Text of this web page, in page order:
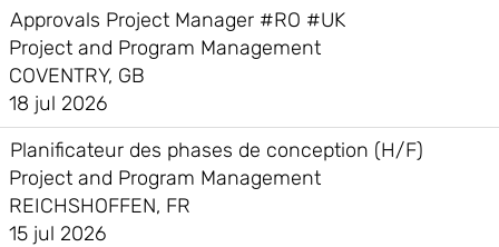
Approvals Project Manager #RO #UK
Project and Program Management
COVENTRY, GB
18 jul 2026
Planificateur des phases de conception (H/F)
Project and Program Management
REICHSHOFFEN, FR
15 jul 2026